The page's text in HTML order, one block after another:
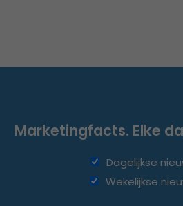
Marketingfacts. Elke
Dagelijkse
Wekelijkse